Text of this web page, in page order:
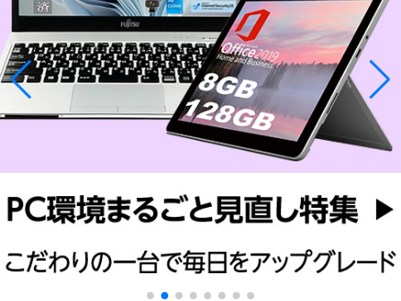
最近読まれている記事
[PR] 【最大30%OFF】双葉社 フタスペ!2026年夏⑤『狂戦士なモブ、無自覚に本